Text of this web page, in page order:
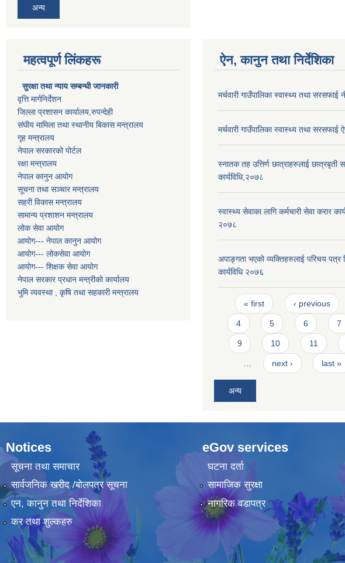
अन्य
महत्वपूर्ण लिंकहरू
सुरक्षा तथा न्याय सम्बन्धी जानकारी
वृत्ति मार्गनिर्देशन
जिल्ला प्रशासन कार्यालय,रुपन्देही
संघीय मामिला तथा स्थानीय बिकास मन्त्रालय
गृह मन्त्रालय
नेपाल सरकारको पोर्टल
रक्षा मन्त्रालय
नेपाल कानुन आयोग
सूचना तथा सञ्चार मन्त्रालय
सहरी विकास मन्त्रालय
सामान्य प्रशाशन मन्त्रालय
लोक सेवा आयोग
आयोग--- नेपाल कानुन आयोग
आयोग--- लोकसेवा आयोग
आयोग--- शिक्षक सेवा आयोग
नेपाल सरकार प्रधान मन्त्रीको कार्यालय
भुमि व्यवस्था , कृषि तथा सहकारी मन्त्रालय
ऐन, कानुन तथा निर्देशिका
मर्चवारी गाउँपालिका स्वास्थ्य तथा सरसफाई
मर्चवारी गाउँपालिका स्वास्थ्य तथा
स्नातक तह उत्तिर्ण छात्राहरुलाई छात्रबृती
कार्यविधि,२०७८
स्वास्थ्य सेवाका लागि कर्मचारी सेवा करार
२०७८
अपाङ्गता भएको व्यक्तिहरुलाई परिचय पत्र
कार्यविधि २०७६
Pages
« first ‹ previous
4 5 6 7
9 10 11
next › last »
अन्य
Notices
सूचना तथा समाचार
सार्वजनिक खरीद /बोलपत्र सूचना
एन, कानुन तथा निर्देशिका
कर तथा शुल्कहरु
eGov services
घटना दर्ता
सामाजिक सुरक्षा
नागरिक वडापत्र